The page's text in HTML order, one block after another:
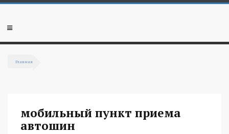
Перейти к основному содержанию
Мобильное
Главная
мобильный пункт приема
автошин